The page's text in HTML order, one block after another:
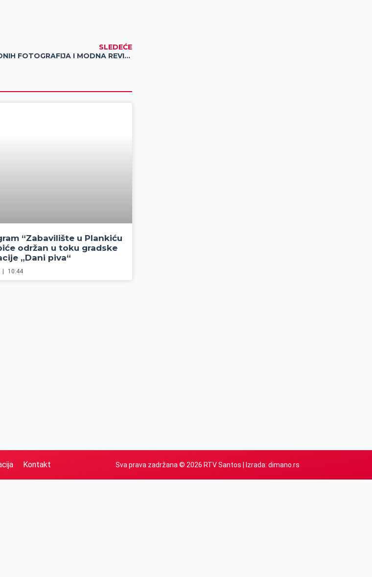
SLEDEĆE
IZLOŽBA MODNIH FOTOGRAFIJA I MODNA REVIJA VASILIJA KOVAČEVA
“Zabavilište u Plankiću
održan u toku gradske
„Dani piva“
10:44
Kontakt Sva prava zadržana © 2026 RTV Santos | Izrada: dimano.rs